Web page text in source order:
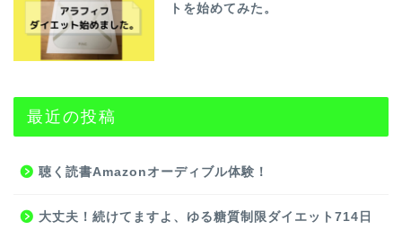
トを始めてみた。
最近の投稿
聴く読書Amazonオーディブル体験！
大丈夫！続けてますよ、ゆる糖質制限ダイエット714日